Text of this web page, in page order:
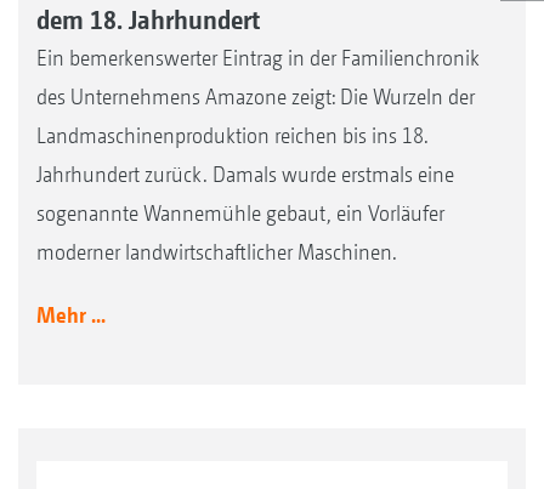
dem 18. Jahrhundert
Ein bemerkenswerter Eintrag in der Familienchronik
des Unternehmens Amazone zeigt: Die Wurzeln der
Landmaschinenproduktion reichen bis ins 18.
Jahrhundert zurück. Damals wurde erstmals eine
sogenannte Wannemühle gebaut, ein Vorläufer
moderner landwirtschaftlicher Maschinen.
Mehr ...